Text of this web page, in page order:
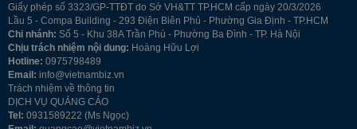
Giấy phép số 3323/GP-TTĐT do Sở VH&TT TP.HCM cấp ngày 20/3/2026
Lầu 5 - Compa Building - 293 Điện Biên Phủ - Phường Gia Định - TP.HCM
Chi nhánh: Số 5 - Khu 38A Trần Phú - Phường Ba Đình - TP. Hà Nội
Chịu trách nhiệm nội dung: Hoàng Hữu Lợi
Hotline: 0975798489
Email: info@vietnambiz.vn
Trách nhiệm về thông tin
DỊCH VỤ QUẢNG CÁO
Tel: 0931589222 (Ms Ngọc)